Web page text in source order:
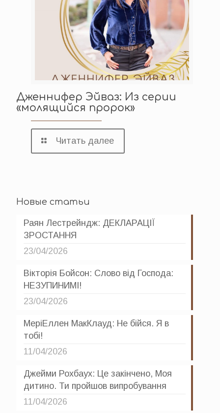
Дженнифер Эйваз: Из серии
«молящийся пророк»
Читать далее
Новые статьи
Раян Лестрейндж: ДЕКЛАРАЦІЇ
ЗРОСТАННЯ
23/04/2026
Вікторія Бойсон: Слово від Господа:
НЕЗУПИНИМІ!
23/04/2026
МеріЕллен МакКлауд: Не бійся. Я в
тобі!
11/04/2026
Джейми Рохбаух: Це закінчено, Моя
дитино. Ти пройшов випробування
11/04/2026